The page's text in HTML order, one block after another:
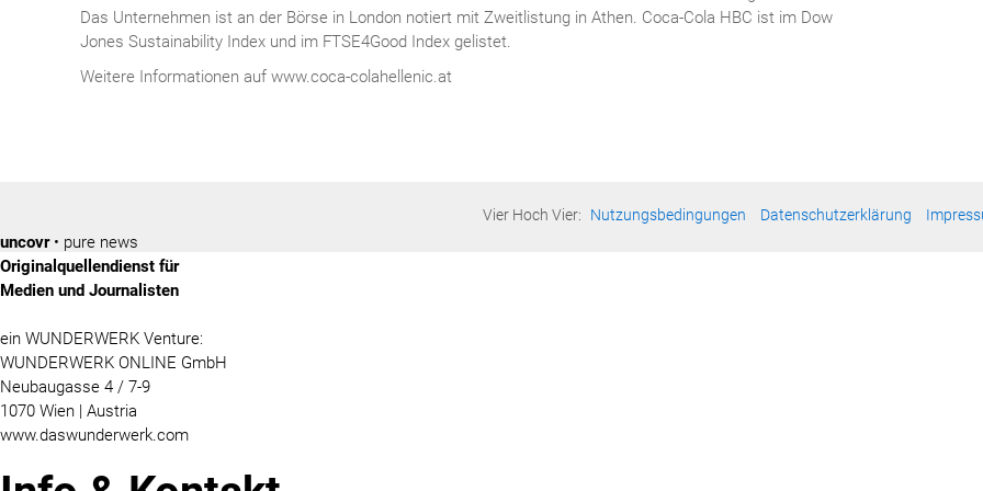
Das Unternehmen ist an der Börse in London notiert mit Zweitlistung in Athen. Coca-Cola HBC ist im Dow
Jones Sustainability Index und im FTSE4Good Index gelistet.
Weitere Informationen auf www.coca-colahellenic.at
Vier Hoch Vier: Nutzungsbedingungen Datenschutzerklärung
uncovr• pure news
Originalquellendienst für
Medien und Journalisten
ein WUNDERWERK Venture:
WUNDERWERK ONLINE GmbH
Neubaugasse 4 / 7-9
1070 Wien | Austria
www.daswunderwerk.com